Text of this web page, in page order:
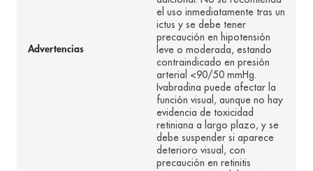
Advertencias
el uso inmediatamente tras un
ictus y se debe tener
precaución en hipotensión
leve o moderada, estando
contraindicado en presión
arterial <90/50 mmHg.
Ivabradina puede afectar la
función visual, aunque no hay
evidencia de toxicidad
retiniana a largo plazo, y se
debe suspender si aparece
deterioro visual, con
precaución en retinitis